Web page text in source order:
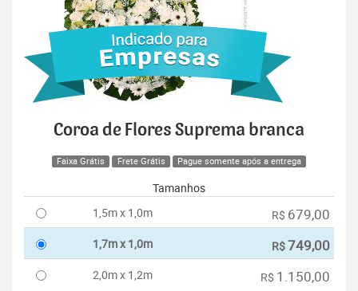
Coroa de Flores Suprema branca
Faixa Grátis Frete Grátis Pague somente após a entrega
Tamanhos
1,5m x 1,0m
R$ 679,00
1,7m x 1,0m R$749,00
2,0m x 1,2m R$ 1.150,00